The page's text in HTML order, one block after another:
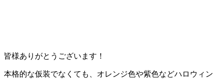
皆様ありがとうございます！
本格的な仮装でなくても、オレンジ色や紫色などハロウィン